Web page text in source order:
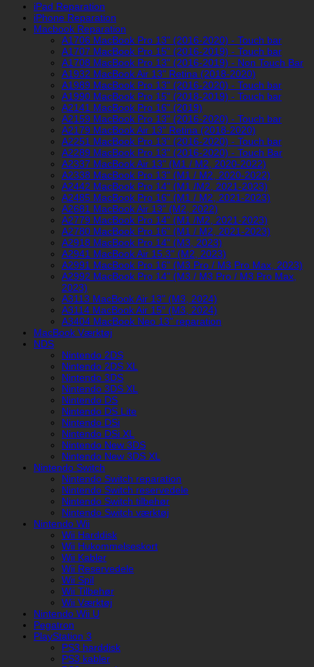
iPad Reparation
iPhone Reparation
Macbook Reparation
A1706 MacBook Pro 13" (2016-2020) - Touch bar
A1707 MacBook Pro 15" (2016-2019) - Touch bar
A1708 MacBook Pro 13" (2016-2019) - Non Touch Bar
A1932 MacBook Air 13" Retina (2018-2020)
A1989 MacBook Pro 13" (2016-2020) - Touch bar
A1990 MacBook Pro 15" (2018-2019) - Touch bar
A2141 MacBook Pro 16" (2019)
A2159 MacBook Pro 13" (2016-2020) - Touch bar
A2179 MacBook Air 13" Retina (2018-2020)
A2251 MacBook Pro 13" (2016-2020) - Touch bar
A2289 MacBook Pro 13" (2016-2020) - Touch Bar
A2337 MacBook Air 13" (M1 / M2, 2020-2022)
A2338 MacBook Pro 13" (M1 / M2, 2020-2022)
A2442 MacBook Pro 14" (M1 /M2, 2021-2023)
A2485 MacBook Pro 16" (M1 / M2, 2021-2023)
A2681 MacBook Air 13" (M2, 2022)
A2779 MacBook Pro 14" (M1 /M2, 2021-2023)
A2780 MacBook Pro 16" (M1 / M2, 2021-2023)
A2918 MacBook Pro 14" (M3, 2023)
A2941 MacBook Air 15.3" (M2, 2023)
A2991 MacBook Pro 16" (M3 Pro / M3 Pro Max, 2023)
A2992 MacBook Pro 14" (M3 / M3 Pro / M3 Pro Max,
2023)
A3113 MacBook Air 13" (M3, 2024)
A3114 MacBook Air 15″ (M3, 2024)
A3404 MacBook Neo 13" reparation
MacBook Værktøj
NDS
Nintendo 2DS
Nintendo 2DS XL
Nintendo 3DS
Nintendo 3DS XL
Nintendo DS
Nintendo DS Lite
Nintendo DSi
Nintendo DSi XL
Nintendo New 3DS
Nintendo New 3DS XL
Nintendo Switch
Nintendo Switch reparation
Nintendo Switch reservedele
Nintendo Switch tilbehør
Nintendo Switch værktøj
Nintendo Wii
Wii Harddisk
Wii Hukommelseskort
Wii Kabler
Wii Reservedele
Wii Spil
Wii Tilbehør
Wii Værktøj
Nintendo Wii U
Pegatron
PlayStation 3
PS3 harddisk
PS3 kabler